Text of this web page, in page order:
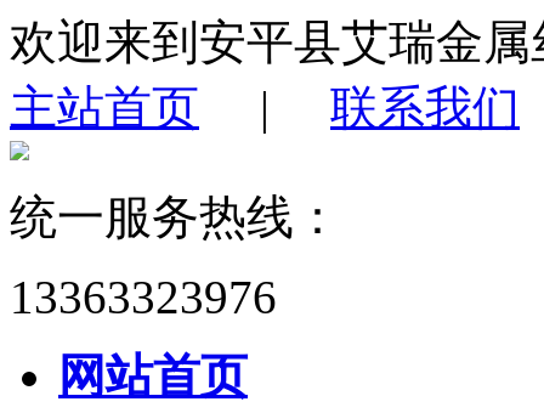
欢迎来到安平县艾瑞金
主站首页 | 联系我们
统一服务热线：
13363323976
网站首页